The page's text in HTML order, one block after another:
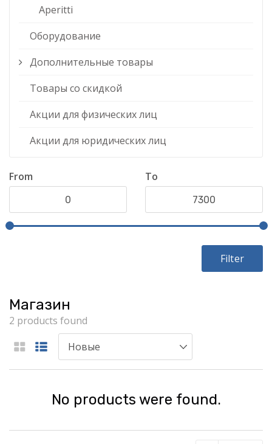
Aperitti
Оборудование
Дополнительные товары
Товары со скидкой
Акции для физических лиц
Акции для юридических лиц
From To
Filter
Магазин
2 products found
No products were found.